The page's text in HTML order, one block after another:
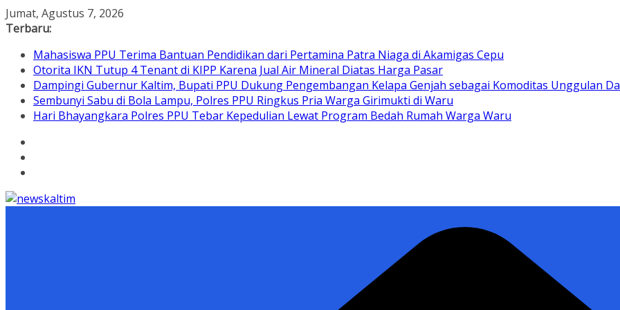
Skip
to
Jumat, Agustus 7, 2026
Terbaru:
Mahasiswa PPU Terima Bantuan Pendidikan dari Pertamina Patra Niaga di Akamigas Cepu
Otorita IKN Tutup 4 Tenant di KIPP Karena Jual Air Mineral Diatas Harga Pasar
Dampingi Gubernur Kaltim, Bupati PPU Dukung Pengembangan Kelapa Genjah sebagai Komoditas Unggulan
Sembunyi Sabu di Bola Lampu, Polres PPU Ringkus Pria Warga Girimukti di Waru
Hari Bhayangkara Polres PPU Tebar Kepedulian Lewat Program Bedah Rumah Warga Waru